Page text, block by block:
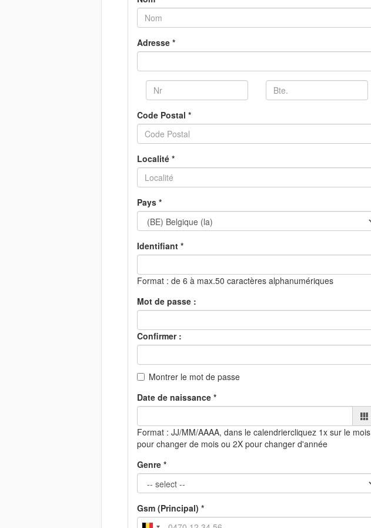
Adresse *
Code Postal *
Localité *
Pays *
Identifiant *
Format : de 6 à max.50 caractères alphanumériques
Mot de passe :
Confirmer :
Montrer le mot de passe
Date de naissance *
Format : JJ/MM/AAAA, dans le calendriercliquez 1x sur le mois
pour changer de mois ou 2X pour changer d'année
Genre *
Gsm (Principal) *